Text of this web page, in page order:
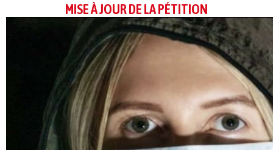
MISE À JOUR DE LA PÉTITION